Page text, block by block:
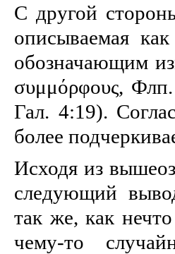
С другой
описываемая
обозначающим
συμμόρφους,
Гал. 4:19).
бо­лее
Исходя из
следующий
так же, как
чему-то